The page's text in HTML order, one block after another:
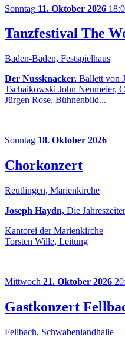
Sonntag 11. Oktober 2026
Tanzfestival The
Baden-Baden, Festspielhaus
Der Nussknacker. Ballett von
Tschaikowski John Neumeier,
Jürgen Rose, Bühnenbild...
Sonntag 18. Oktober 2026
Chorkonzert
Reutlingen, Marienkirche
Joseph Haydn, Die
Kantorei der Marienkirche
Torsten Wille, Leitung
Mittwoch 21. Oktober 2026
Gastkonzert
Fellbach, Schwabenlandhalle